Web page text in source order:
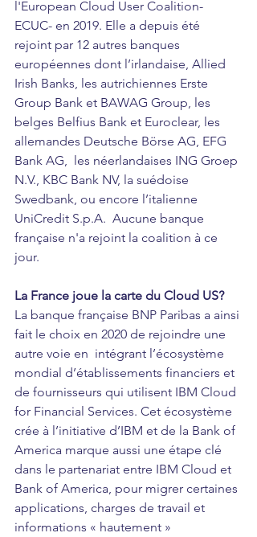
l'European Cloud User Coalition-
ECUC- en 2019. Elle a depuis été
rejoint par 12 autres banques
européennes dont l’irlandaise, Allied
Irish Banks, les autrichiennes Erste
Group Bank et BAWAG Group, les
belges Belfius Bank et Euroclear, les
allemandes Deutsche Börse AG, EFG
Bank AG,  les néerlandaises ING Groep
N.V., KBC Bank NV, la suédoise
Swedbank, ou encore l’italienne
UniCredit S.p.A.  Aucune banque
française n'a rejoint la coalition à ce
jour.
La France joue la carte du Cloud US?
La banque française BNP Paribas a ainsi
fait le choix en 2020 de rejoindre une
autre voie en  intégrant l’écosystème
mondial d’établissements financiers et
de fournisseurs qui utilisent IBM Cloud
for Financial Services. Cet écosystème
crée à l’initiative d’IBM et de la Bank of
America marque aussi une étape clé
dans le partenariat entre IBM Cloud et
Bank of America , pour migrer certaines
applications, charges de travail et
informations « hautement »